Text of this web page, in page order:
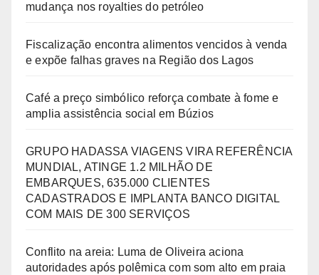
mudança nos royalties do petróleo
Fiscalização encontra alimentos vencidos à venda
e expõe falhas graves na Região dos Lagos
Café a preço simbólico reforça combate à fome e
amplia assistência social em Búzios
GRUPO HADASSA VIAGENS VIRA REFERÊNCIA
MUNDIAL, ATINGE 1.2 MILHÃO DE
EMBARQUES, 635.000 CLIENTES
CADASTRADOS E IMPLANTA BANCO DIGITAL
COM MAIS DE 300 SERVIÇOS
Conflito na areia: Luma de Oliveira aciona
autoridades após polêmica com som alto em praia